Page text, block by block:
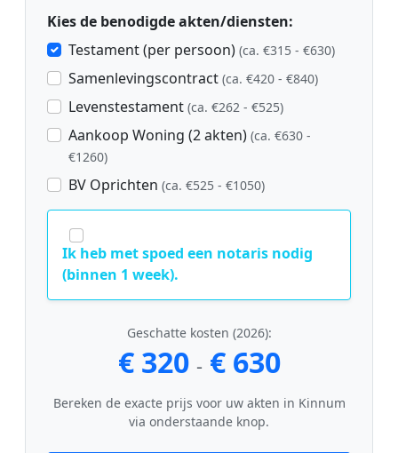
Kies de benodigde akten/diensten:
Testament (per persoon) (ca. €315 - €630)
Samenlevingscontract (ca. €420 - €840)
Levenstestament (ca. €262 - €525)
Aankoop Woning (2 akten) (ca. €630 -
€1260)
BV Oprichten (ca. €525 - €1050)
Ik heb met spoed een notaris nodig
(binnen 1 week).
Geschatte kosten (2026):
€ 320 - € 630
Bereken de exacte prijs voor uw akten in Kinnum
via onderstaande knop.